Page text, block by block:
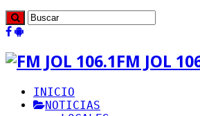
FM JOL
INICIO
NOTICIAS